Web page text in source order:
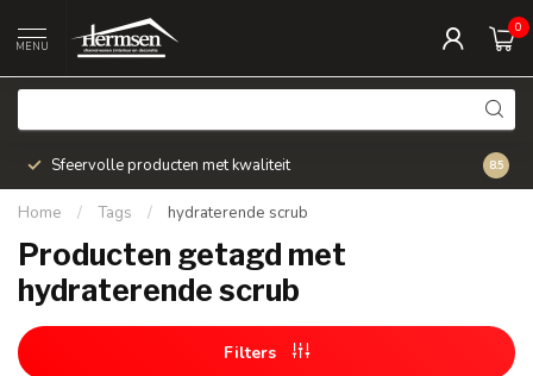
MENU
0
Sfeervolle producten met kwaliteit Snel
8.5
Home / Tags / hydraterende scrub
Producten getagd met
hydraterende scrub
Filters